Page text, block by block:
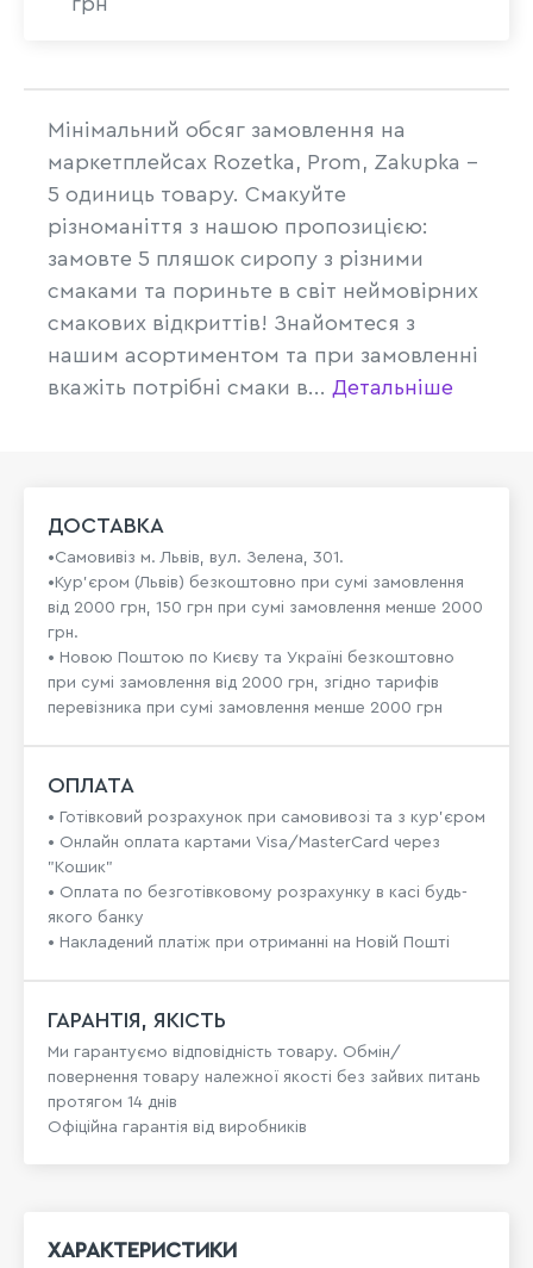
Мінімальний обсяг замовлення на
маркетплейсах Rozetka, Prom, Zakupka -
5 одиниць товару. Смакуйте
різноманіття з нашою пропозицією:
замовте 5 пляшок сиропу з різними
смаками та пориньте в світ неймовірних
смакових відкриттів! Знайомтеся з
нашим асортиментом та при замовленні
вкажіть потрібні смаки в... Детальніше
ДОСТАВКА
•Самовивіз м. Львів, вул. Зелена, 301.
•Кур'єром (Львів) безкоштовно при сумі замовлення
від 2000 грн, 150 грн при сумі замовлення менше 2000
грн.
• Новою Поштою по Києву та Україні безкоштовно
при сумі замовлення від 2000 грн, згідно тарифів
перевізника при сумі замовлення менше 2000 грн
ОПЛАТА
• Готівковий розрахунок при самовивозі та з кур’єром
• Онлайн оплата картами Visa/MasterCard через
"Кошик"
• Оплата по безготівковому розрахунку в касі будь-
якого банку
• Накладений платіж при отриманні на Новій Пошті
ГАРАНТІЯ, ЯКІСТЬ
Ми гарантуємо відповідність товару. Обмін/
повернення товару належної якості без зайвих питань
протягом 14 днів
Офіційна гарантія від виробників
ХАРАКТЕРИСТИКИ